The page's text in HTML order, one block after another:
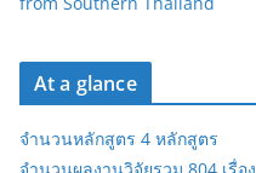
At a glance
จำนวนหลักสูตร 4 หลักสูตร